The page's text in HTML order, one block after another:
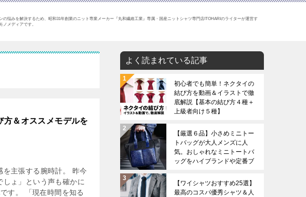
の悩みを解決するため、昭和31年創業のニット専業メーカー『丸和繊維工業』専属・国産ニットシャツ専門店ITOHARIのライターが運営す
ノメディアです。
方＆オススメモデルを
主張する腕時計。 昨今
ょ」という声も確かに
す。 「現在時間を知る
よく読まれている記事
初心者でも簡単！ネクタイの
結び方を動画＆イラストで徹
底解説【基本の結び方４種＋
上級者向け５種】
【厳選６品】小さめミニトー
トバッグが大人メンズに人
気。おしゃれなミニトートバ
ッグをハイブランドや定番ブ
【ワイシャツおすすめ25選】
最高のコスパ優秀シャツ＆人